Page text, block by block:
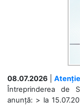
08.07.2026
Întreprinderea de
anunță: > la